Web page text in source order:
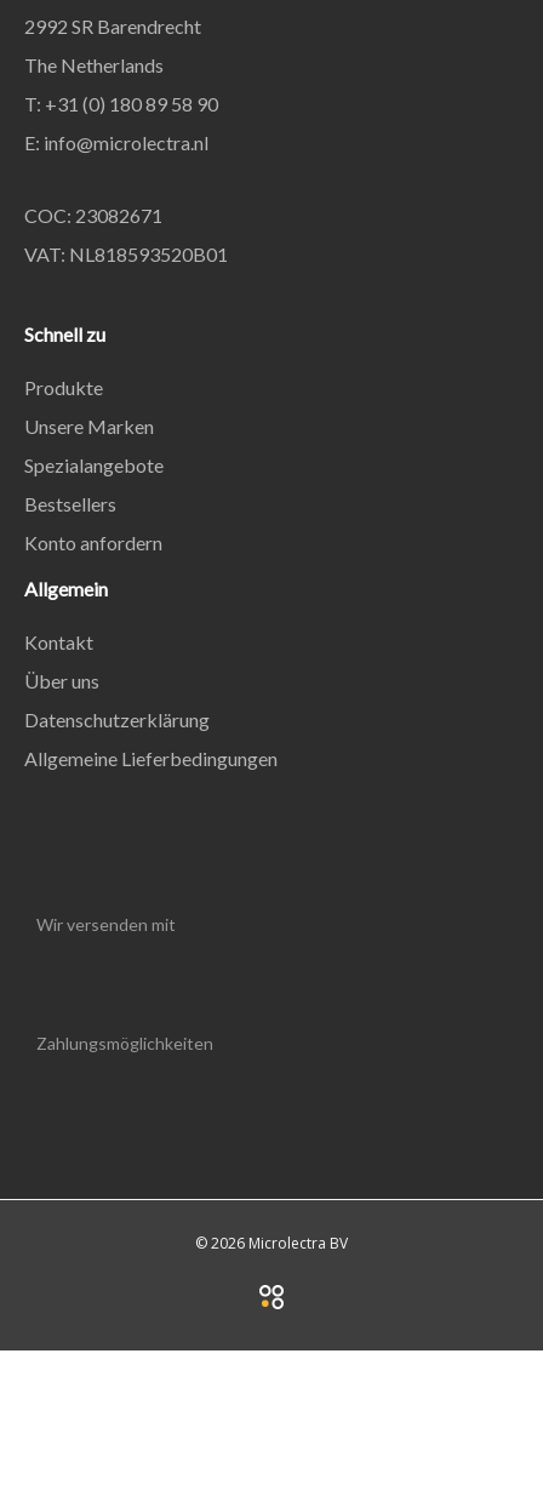
2992 SR Barendrecht
The Netherlands
T: +31 (0) 180 89 58 90
E: info@microlectra.nl
COC: 23082671
VAT: NL818593520B01
Schnell zu
Produkte
Unsere Marken
Spezialangebote
Bestsellers
Konto anfordern
Allgemein
Kontakt
Über uns
Datenschutzerklärung
Allgemeine Lieferbedingungen
Wir versenden mit
Zahlungsmöglichkeiten
© 2026 Microlectra BV